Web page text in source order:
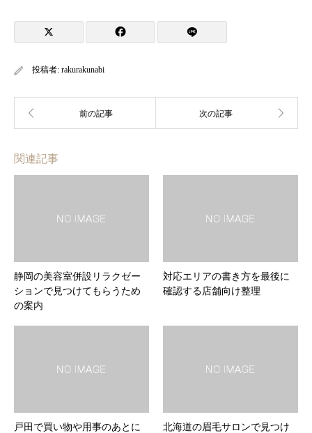
投稿者: rakurakunabi
関連記事
静岡の美容室併設リラクゼー
ションで見つけてもらうため
の案内
対応エリアの書き方を最後に
確認する店舗向け整理
戸田で買い物や用事のあとに
北海道の眉毛サロンで見つけ